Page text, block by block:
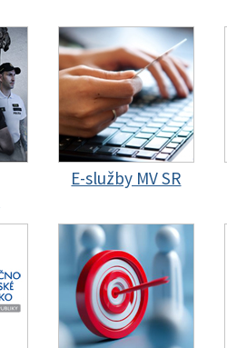
E-služby MV SR